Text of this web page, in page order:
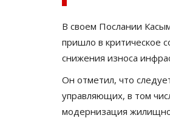
В своем Послании
пришло в критическое
снижения износа
Он отметил, что
управляющих, в том
модернизация